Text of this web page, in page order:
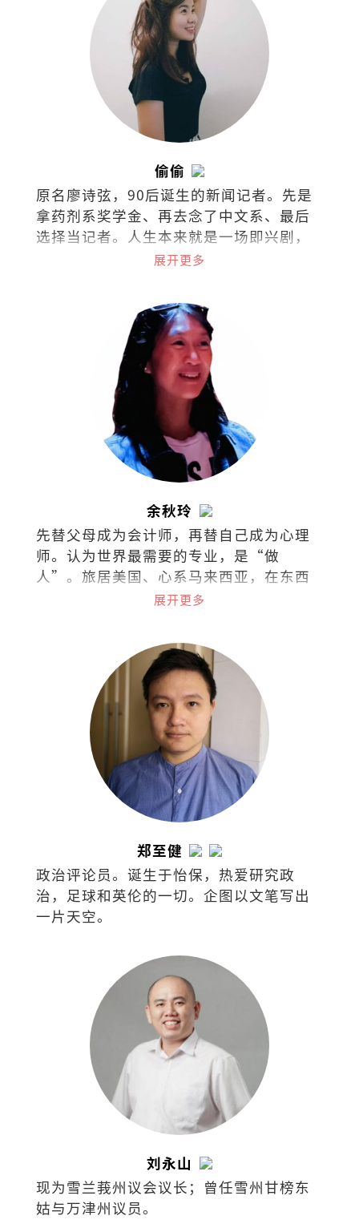
偷偷
原名廖诗弦，90后诞生的新闻记者。先是
拿药剂系奖学金、再去念了中文系、最后
选择当记者。人生本来就是一场即兴剧，
无需固定脚本，只需勇气和创造力。
展开更多
余秋玲
先替父母成为会计师，再替自己成为心理
师。认为世界最需要的专业，是“做
人”。旅居美国、心系马来西亚，在东西
文化间拉扯。试着把拉扯化成视野，把矛
展开更多
郑至健
政治评论员。诞生于怡保，热爱研究政
治，足球和英伦的一切。企图以文笔写出
一片天空。
刘永山
现为雪兰莪州议会议长；曾任雪州甘榜东
姑与万津州议员。